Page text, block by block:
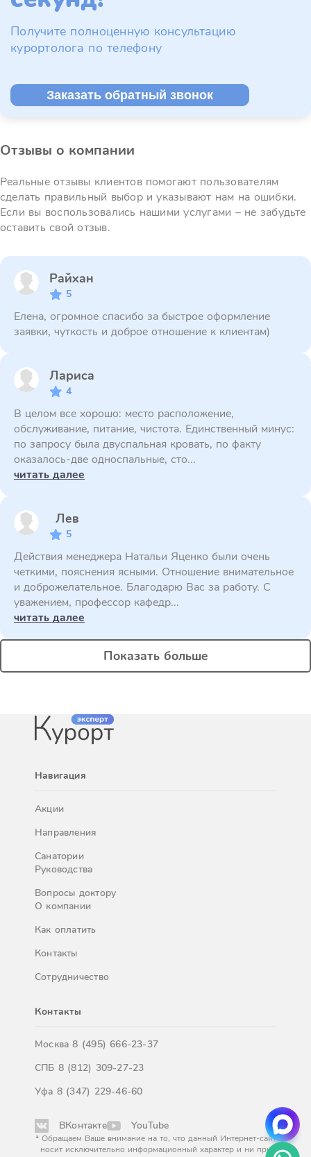
Получите полноценную консультацию
курортолога по телефону
Заказать обратный звонок
Отзывы о компании
Реальные отзывы клиентов помогают пользователям
сделать правильный выбор и указывают нам на ошибки.
Если вы воспользовались нашими услугами – не забудьте
оставить свой отзыв.
Райхан
5
Елена, огромное спасибо за быстрое оформление
заявки, чуткость и доброе отношение к клиентам)
Лариса
4
В целом все хорошо: место расположение,
обслуживание, питание, чистота. Единственный минус:
по запросу была двуспальная кровать, по факту
оказалось-две односпальные, сто...
читать далее
Лев
5
Действия менеджера Натальи Яценко были очень
четкими, пояснения ясными. Отношение внимательное
и доброжелательное. Благодарю Вас за работу. С
уважением, профессор кафедр...
читать далее
Показать больше
Навигация
Акции
Направления
Санатории
Руководства
Вопросы доктору
О компании
Как оплатить
Контакты
Сотрудничество
Контакты
Москва8 (495) 666-23-37
СПБ 8 (812) 309-27-23
Уфа 8 (347) 229-46-60
ВКонтакте YouTube
* Обращаем Ваше внимание на то, что данный Интернет-сайт
носит исключительно информационный характер и ни при